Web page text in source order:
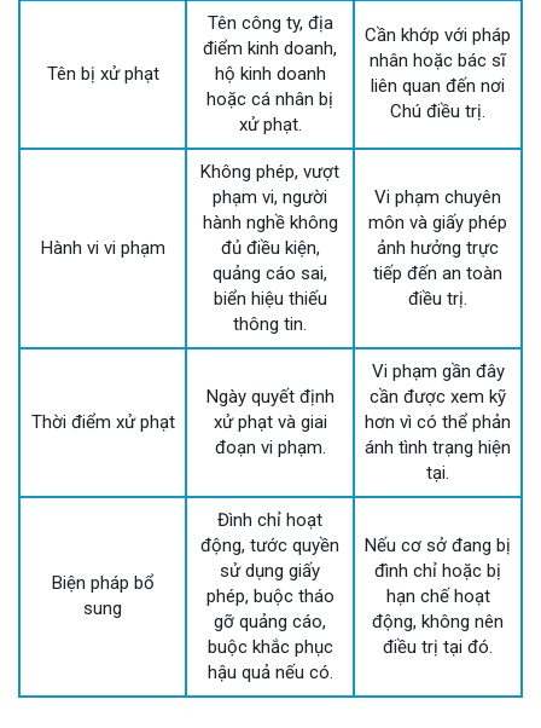
Tên bị xử phạt
Tên công ty, địa
điểm kinh doanh,
hộ kinh doanh
hoặc cá nhân bị
xử phạt.
Cần khớp với pháp
nhân hoặc bác sĩ
liên quan đến nơi
Chú điều trị.
Hành vi vi phạm
Không phép, vượt
phạm vi, người
hành nghề không
đủ điều kiện,
quảng cáo sai,
biển hiệu thiếu
thông tin.
Vi phạm chuyên
môn và giấy phép
ảnh hưởng trực
tiếp đến an toàn
điều trị.
Thời điểm xử phạt
Ngày quyết định
xử phạt và giai
đoạn vi phạm.
Vi phạm gần đây
cần được xem kỹ
hơn vì có thể phản
ánh tình trạng hiện
tại.
Biện pháp bổ
sung
Đình chỉ hoạt
động, tước quyền
sử dụng giấy
phép, buộc tháo
gỡ quảng cáo,
buộc khắc phục
hậu quả nếu có.
Nếu cơ sở đang bị
đình chỉ hoặc bị
hạn chế hoạt
động, không nên
điều trị tại đó.